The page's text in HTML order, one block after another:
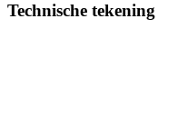
Technische tekening